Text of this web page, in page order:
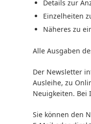
Details zur
Einzelheiten
Näheres zu
Alle Ausgaben
Der Newsletter
Ausleihe, zu
Neuigkeiten. Bei
Sie können den